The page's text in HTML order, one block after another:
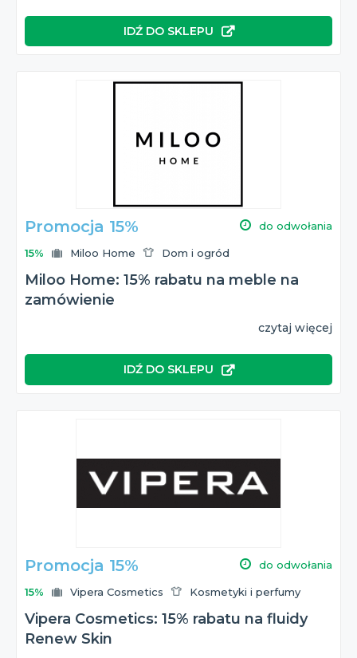
IDŹ DO SKLEPU
Promocja 15% do odwołania
15% Miloo Home Dom i ogród
Miloo Home: 15% rabatu na meble na
zamówienie
czytaj więcej
IDŹ DO SKLEPU
Promocja 15% do odwołania
15% Vipera Cosmetics Kosmetyki i perfumy
Vipera Cosmetics: 15% rabatu na fluidy
Renew Skin